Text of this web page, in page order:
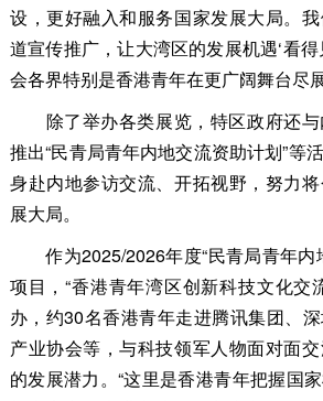
设，更好融入和服务国家发展大局。
道宣传推广，让大湾区的发展机遇‘看
会各界特别是香港青年在更广阔舞台尽
除了举办各类展览，特区政府还与
推出“民青局青年内地交流资助计划”等
身赴内地参访交流、开拓视野，努力
展大局。
作为2025/2026年度“民青局青年内
项目，“香港青年湾区创新科技文化交
办，约30名香港青年走进腾讯集团、
产业协会等，与科技领军人物面对面
的发展潜力。“这里是香港青年把握国